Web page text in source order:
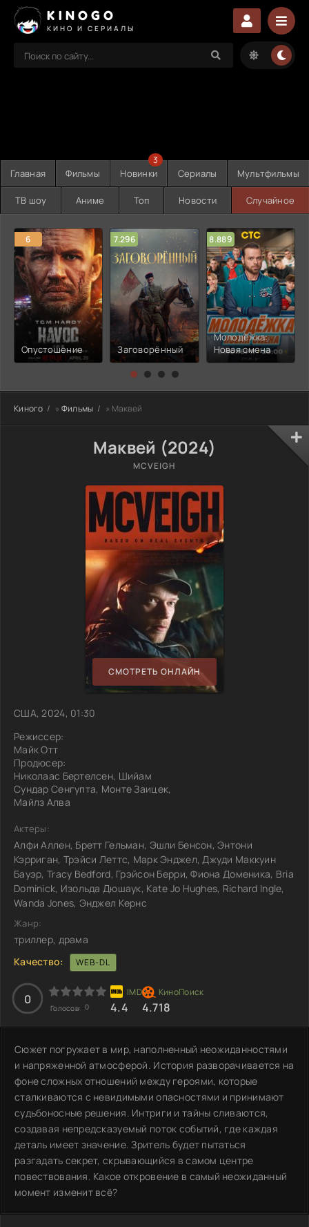
KINOGO
КИНО И СЕРИАЛЫ
Главная Фильмы Новинки
3
Сериалы Мультфильмы
ТВ шоу Аниме Топ Новости Случайное
6
Опустошение
7.296
Заговорённый
8.889
Молодёжка:
Новая смена
Киного » Фильмы » Маквей
Маквей (2024)
MCVEIGH
СМОТРЕТЬ ОНЛАЙН
США, 2024, 01:30
Режиссер:
Майк Отт
Продюсер:
Николаас Бертелсен, Шийам
Сундар Сенгупта, Монте Заицек,
Майлз Алва
Актеры:
Алфи Аллен, Бретт Гельман, Эшли Бенсон, Энтони
Кэрриган, Трэйси Леттс, Марк Энджел, Джуди Маккуин
Бауэр, Tracy Bedford, Грэйсон Берри, Фиона Доменика, Bria
Dominick, Изольда Дюшаук, Kate Jo Hughes, Richard Ingle,
Wanda Jones, Энджел Кернс
Жанр:
триллер, драма
Качество:
WEB-DL
0
Голосов: 0 4.4 4.718
Сюжет погружает в мир, наполненный неожиданностями
и напряженной атмосферой. История разворачивается на
фоне сложных отношений между героями, которые
сталкиваются с невидимыми опасностями и принимают
судьбоносные решения. Интриги и тайны сливаются,
создавая непредсказуемый поток событий, где каждая
деталь имеет значение. Зритель будет пытаться
разгадать секрет, скрывающийся в самом центре
повествования. Какое откровение в самый неожиданный
момент изменит всё?